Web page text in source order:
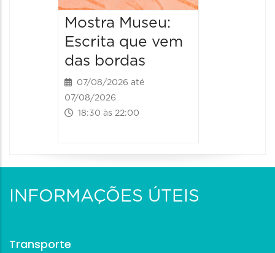
Mostra Museu:
Escrita que vem
das bordas
07/08/2026 até
07/08/2026
18:30 às 22:00
INFORMAÇÕES ÚTEIS
Transporte